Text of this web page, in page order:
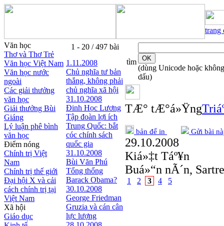
trang
Văn học
Thơ và Thơ Trẻ
Văn học Việt Nam
Văn học nước
ngoài
Các giải thưởng
văn học
Giải thưởng Bùi
Giáng
Lý luận phê bình
văn học
Điểm nóng
Chính trị Việt
Nam
Chính trị thế giới
Đại hội X và cải
cách chính trị tại
Việt Nam
Xã hội
Giáo dục
1 - 20 / 497 bài
1.11.2008
Chủ nghĩa tư bản
thắng, không phải
chủ nghĩa xã hội
31.10.2008
Đinh Học Lương
Tập đoàn lợi ích
Trung Quốc: bắt
cóc chính sách
quốc gia
31.10.2008
Bùi Văn Phú
Tổng thống
Barack Obama?
30.10.2008
George Friedman
Gruzia và cán cân
lực lượng
tìm
(dùng Unicode hoặc không
dấu)
TÆ° tÆ°á»Ÿng
bản để in Gửi bài
29.10.2008
Kiá»‡t Táº¥n
Buá»“n nÃ´n,
1 2 3 4 5